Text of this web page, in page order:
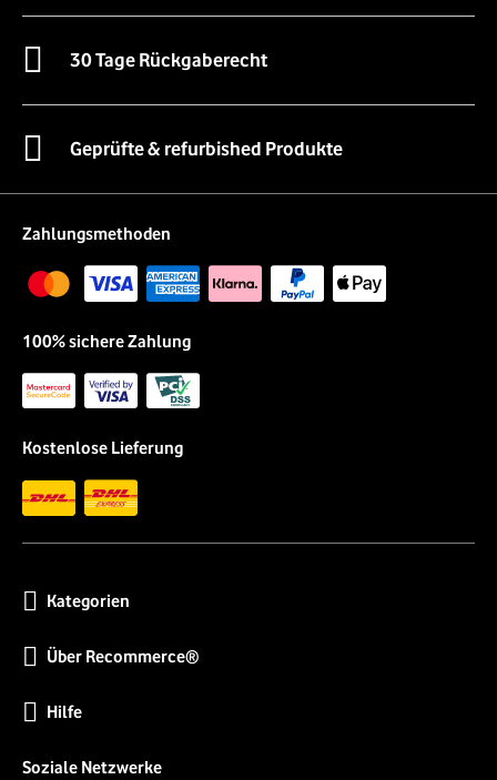
30 Tage Rückgaberecht
Geprüfte & refurbished Produkte
Zahlungsmethoden
100% sichere Zahlung
Kostenlose Lieferung
Kategorien
Über Recommerce®
Hilfe
Soziale Netzwerke